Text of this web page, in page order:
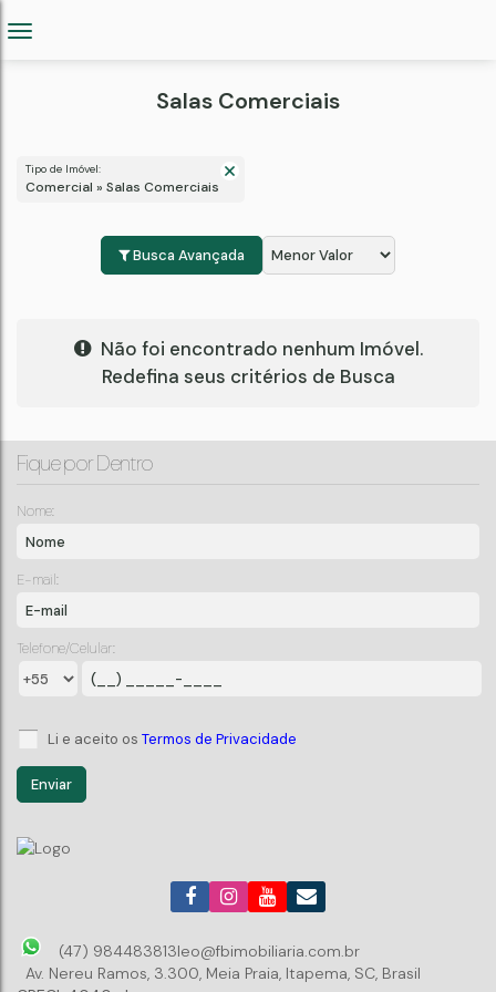
Salas Comerciais
Tipo de Imóvel:
Comercial » Salas Comerciais
Busca Avançada
Não foi encontrado nenhum Imóvel.
Redefina seus critérios de Busca
Fique por Dentro
Nome:
E-mail:
Telefone/Celular:
Li e aceito os Termos de Privacidade
(47) 984483813leo@fbimobiliaria.com.br
Av. Nereu Ramos, 3.300, Meia Praia, Itapema, SC, Brasil